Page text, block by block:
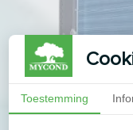
Toestemming